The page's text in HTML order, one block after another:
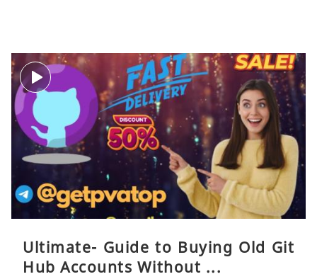
Ultimate- Guide to Buying Old Git
Hub Accounts Without ...